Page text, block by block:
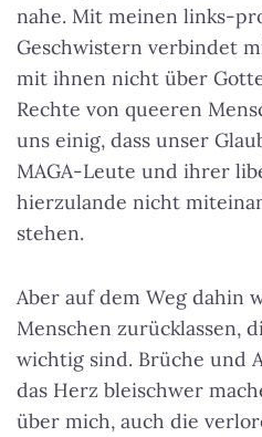
nahe. Mit meinen links-
Geschwistern verbindet
mit ihnen nicht über
Rechte von queeren
uns einig, dass unser
MAGA-Leute und ihrer
hierzulande nicht
stehen.
Aber auf dem Weg dahin
Menschen zurücklassen,
wichtig sind. Brüche und
das Herz bleischwer
über mich, auch die